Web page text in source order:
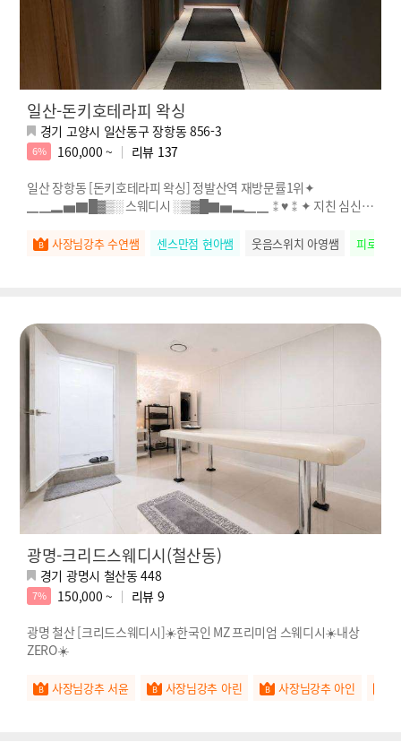
일산-돈키호테라피 왁싱
경기 고양시 일산동구 장항동 856-3
6% 160,000 ~ 리뷰 137
일산 장항동 [돈키호테라피 왁싱] 정발산역 재방문률1위✦
▁▁▂▅▇█▓▒░ 스웨디시 ░▒▓█▇▅▂​▁▁⁑♥⁑✦ 지친 심신과
사장님강추 수연쌤 센스만점 현아쌤 웃음스위치 아영쌤 피로저
광명-크리드스웨디시(철산동)
경기 광명시 철산동 448
7% 150,000 ~ 리뷰 9
광명 철산 [크리드스웨디시]☀️한국인 MZ 프리미엄 스웨디시☀️내상
ZERO☀️
사장님강추 서윤 사장님강추 아린 사장님강추 아인